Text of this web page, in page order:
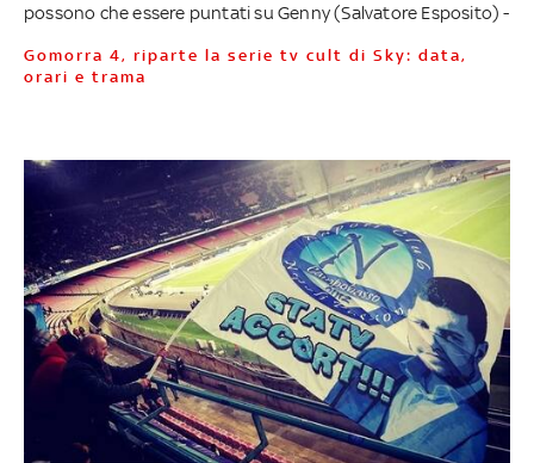
possono che essere puntati su Genny (Salvatore Esposito) -
Gomorra 4, riparte la serie tv cult di Sky: data,
orari e trama